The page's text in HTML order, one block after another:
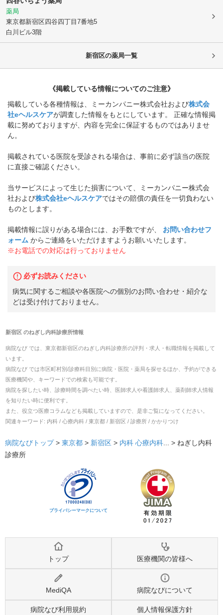
薬局
東京都新宿区 四谷四丁目7番地5
白川ビル3階
新宿区の薬局一覧
《掲載している情報についてのご注意》
掲載している各種情報は、ミーカンパニー株式会社および株式会
社eヘルスケアが調査した情報をもとにしています。 正確な情報掲
載に努めておりますが、内容を完全に保証するものではありませ
ん。
掲載されている医院を受診される場合は、事前に必ず該当の医院
に直接ご確認ください。
当サービスによって生じた損害について、ミーカンパニー株式会
社および株式会社eヘルスケアではその賠償の責任を一切負わない
ものとします。
掲載情報に誤りがある場合には、お手数ですが、
お問い合わせフ
ォーム からご連絡をいただけますようお願いいたします。
※お電話での対応は行っておりません
必ずお読みください
病気に関するご相談や各医院への個別のお問い合わせ・紹介な
どは受け付けておりません。
新宿区 のねぎし内科診療所情報
病院なび では、 東京都新宿区のねぎし内科診療所の評判・求人・転職情報を掲載して
います。
病院なび では市区町村別/診療科目別に病院・医院・薬局を探せるほか、予約ができる
医療機関や、キーワードでの検索も可能です。
病院を探したい時、診療時間を調べたい時、医師求人や看護師求人、薬剤師求人情報
を知りたい時に便利です。
また、役立つ医療コラムなども掲載していますので、是非ご覧になってください。
関連キーワード: 内科 / 心療内科 / 東京都 / 新宿区 / 診療所 / かかりつけ
病院なびトップ > 東京都 > 新宿区 > 内科 心療内科 ... > ねぎし内科
診療所
プライバシーマークについて
トップ 医療機関の皆様へ
MediQA 病院なびについて
病院なび利用規約 個人情報保護方針